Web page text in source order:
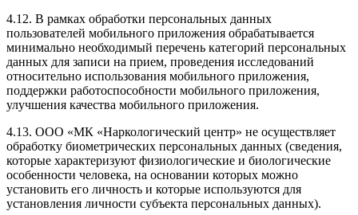
4.12. В рамках обработки персональных данных
пользователей мобильного приложения обрабатывается
минимально необходимый перечень категорий персональных
данных для записи на прием, проведения исследований
относительно использования мобильного приложения,
поддержки работоспособности мобильного приложения,
улучшения качества мобильного приложения.
4.13. ООО «МК «Наркологический центр» не осуществляет
обработку биометрических персональных данных (сведения,
которые характеризуют физиологические и биологические
особенности человека, на основании которых можно
установить его личность и которые используются для
установления личности субъекта персональных данных).